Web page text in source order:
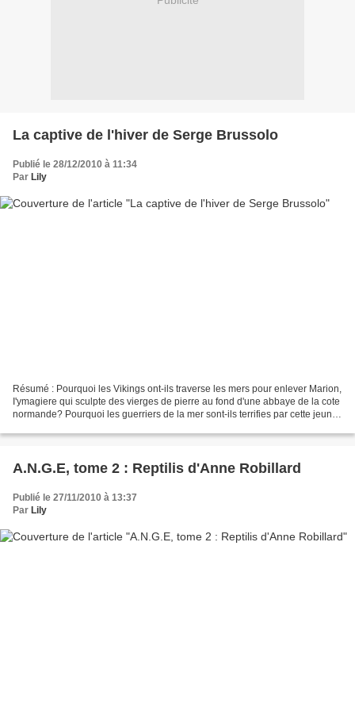
La captive de l'hiver de Serge Brussolo
Publié le 28/12/2010 à 11:34
Par Lily
Résumé : Pourquoi les Vikings ont-ils traverse les mers pour enlever Marion,
I'ymagiere qui sculpte des vierges de pierre au fond d'une abbaye de la cote
normande? Pourquoi les guerriers de la mer sont-ils terrifies par cette jeune
A.N.G.E, tome 2 : Reptilis d'Anne Robillard
Publié le 27/11/2010 à 13:37
Par Lily